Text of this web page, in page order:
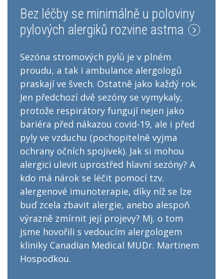
Bez léčby se minimálně u poloviny
pylových alergiků rozvine astma
Sezóna stromových pylů je v plném
proudu, a tak i ambulance alergologů
praskají ve švech. Ostatně jako každý rok.
Jen předchozí dvě sezóny se vymykaly,
protože respirátory fungují nejen jako
bariéra před nákazou covid-19, ale i před
pyly ve vzduchu (pochopitelně vyjma
ochrany očních spojivek). Jak si mohou
alergici ulevit uprostřed hlavní sezóny? A
kdo má nárok se léčit pomocí tzv.
alergenové imunoterapie, díky níž se lze
buď zcela zbavit alergie, anebo alespoň
výrazně zmírnit její projevy? Mj. o tom
jsme hovořili s vedoucím alergologem
kliniky Canadian Medical MUDr. Martinem
Hospodkou.